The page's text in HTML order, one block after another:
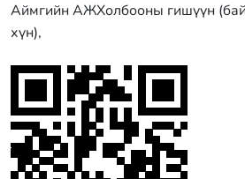
Аймгийн АЖХолбооны гишүүн
хүн),